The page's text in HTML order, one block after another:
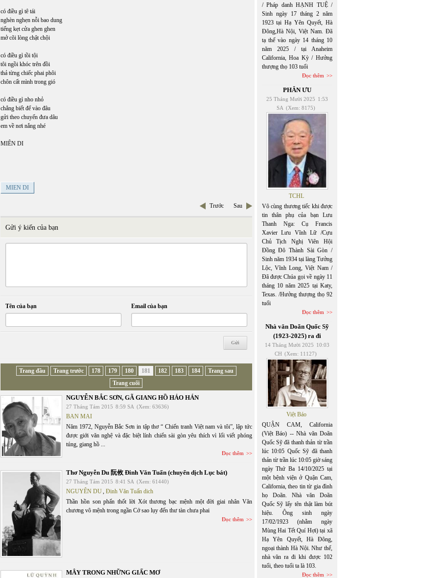
có điều gì tê tái
nghèn nghẹn nỗi bao dung
tiếng kẹt cửa ghen ghen
mở cõi lòng chật chội
có điều gì tồi tội
tôi ngồi khóc trên đồi
thả từng chiếc phai phôi
chôn cất mình trong gió
có điều gì nho nhỏ
chẳng biết để vào đâu
gửi theo chuyến đưa dâu
em về nơi nắng nhé
MIÊN DI
MIEN DI
Trước Sau
Gửi ý kiến của bạn
Tên của bạn Email của bạn
Trang đầu Trang trước 178 179 180 181 182 183 184
Trang sau
Trang cuối
NGUYỄN BẮC SƠN, GÃ GIANG HỒ HẢO HÁN
27 Tháng Tám 2015 8:59 SA (Xem: 63636)
BAN MAI
Năm 1972, Nguyễn Bắc Sơn in tập thơ “ Chiến tranh Việt nam và tôi”, lập tức
được giới văn nghệ và đặc biệt lính chiến sài gòn yêu thích vì lối viết phóng
túng, giang hồ ...
Đọc thêm
Thơ Nguyễn Du 阮攸 Đinh Văn Tuấn (chuyển dịch Lục bát)
27 Tháng Tám 2015 8:41 SA (Xem: 61440)
NGUYÊN DU, Đinh Văn Tuấn dich
Thần hồn son phấn thốt lời Xót thương bạc mệnh một đời giai nhân Văn
chương vô mệnh trong ngần Cớ sao lụy đến thư tàn chưa phai
Đọc thêm
MÂY TRONG NHỮNG GIẤC MƠ
/ Pháp danh HẠNH TUỆ /
Sinh ngày 17 tháng 2 năm
1923 tại Hạ Yên Quyết, Hà
Đông,Hà Nội, Việt Nam. Đã
tạ thế vào ngày 14 tháng 10
năm 2025 / tại Anaheim
California, Hoa Kỳ / Hưởng
thượng thọ 103 tuổi
Đọc thêm
PHÂN ƯU
25 Tháng Mười 2025 1:53
SA (Xem: 8175)
TCHL
Vô cùng thương tiếc khi được
tin thân phụ của bạn Lưu
Thanh Nga: Cụ Francis
Xavier Lưu Vĩnh Lữ /Cựu
Chủ Tịch Nghị Viên Hội
Đồng Đô Thành Sài Gòn /
Sinh năm 1934 tại làng Tưởng
Lộc, Vĩnh Long, Việt Nam /
Đã được Chúa gọi về ngày 11
tháng 10 năm 2025 tại Katy,
Texas. /Hưởng thượng thọ 92
tuổi
Đọc thêm
Nhà văn Doãn Quốc Sỹ
(1923-2025) ra đi
14 Tháng Mười 2025 10:03
CH (Xem: 11127)
Việt Báo
QUẬN CAM, California
(Việt Báo) -- Nhà văn Doãn
Quốc Sỹ đã thanh thản từ trần
lúc 10:05 Quốc Sỹ đã thanh
thản từ trần lúc 10:05 giờ sáng
ngày Thứ Ba 14/10/2025 tại
một bệnh viện ở Quận Cam,
California, theo tin từ gia đình
họ Doãn. Nhà văn Doãn
Quốc Sỹ lấy tên thật làm bút
hiệu. Ông sinh ngày
17/02/1923 (nhằm ngày
Mùng Hai Tết Quí Hợi) tại xã
Hạ Yên Quyết, Hà Đông,
ngoại thành Hà Nội. Như thế,
nhà văn ra đi khi được 102
tuổi, theo tuổi ta là 103.
Đọc thêm